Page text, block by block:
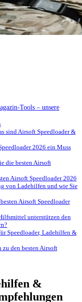
Tools – unsere
sind Airsoft Speedloader &
2026 ein Muss
die besten Airsoft
Airsoft Speedloader 2026
von Ladehilfen und wie Sie
Airsoft Speedloader
unterstützen den
Speedloader, Ladehilfen &
zu den besten Airsoft
&